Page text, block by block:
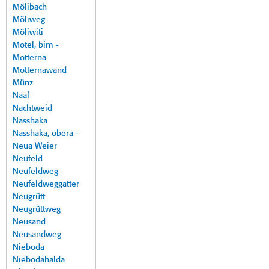
Mölibach
Möliweg
Möliwiti
Motel, bim -
Motterna
Motternawand
Münz
Naaf
Nachtweid
Nasshaka
Nasshaka, obera -
Neua Weier
Neufeld
Neufeldweg
Neufeldweggatter
Neugrütt
Neugrüttweg
Neusand
Neusandweg
Nieboda
Niebodahalda